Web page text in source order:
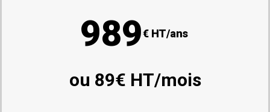
989€ HT/ans
ou 89€ HT/mois